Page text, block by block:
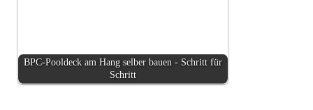
BPC-Pooldeck am Hang selber bauen - Schritt für
Schritt